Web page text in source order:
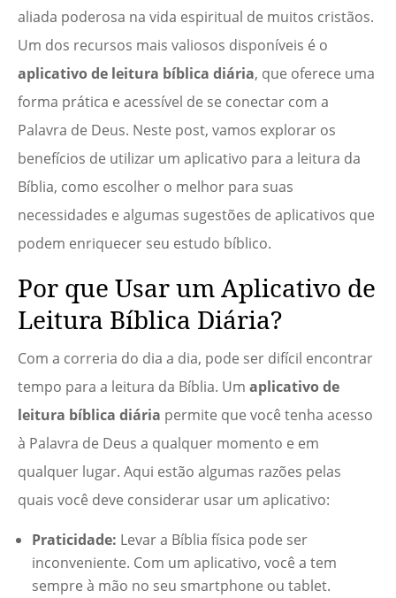
aliada poderosa na vida espiritual de muitos cristãos.
Um dos recursos mais valiosos disponíveis é o
aplicativo de leitura bíblica diária, que oferece uma
forma prática e acessível de se conectar com a
Palavra de Deus. Neste post, vamos explorar os
benefícios de utilizar um aplicativo para a leitura da
Bíblia, como escolher o melhor para suas
necessidades e algumas sugestões de aplicativos que
podem enriquecer seu estudo bíblico.
Por que Usar um Aplicativo de
Leitura Bíblica Diária?
Com a correria do dia a dia, pode ser difícil encontrar
tempo para a leitura da Bíblia. Um aplicativo de
leitura bíblica diária permite que você tenha acesso
à Palavra de Deus a qualquer momento e em
qualquer lugar. Aqui estão algumas razões pelas
quais você deve considerar usar um aplicativo:
Praticidade: Levar a Bíblia física pode ser
inconveniente. Com um aplicativo, você a tem
sempre à mão no seu smartphone ou tablet.